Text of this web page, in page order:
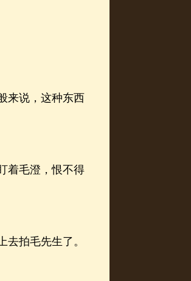
来说，这种东西
着毛澄，恨不得
拍毛先生了。